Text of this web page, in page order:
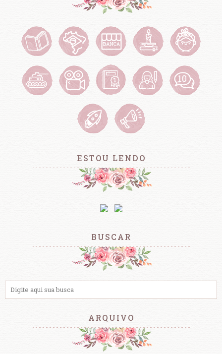
ESTOU LENDO
BUSCAR
ARQUIVO